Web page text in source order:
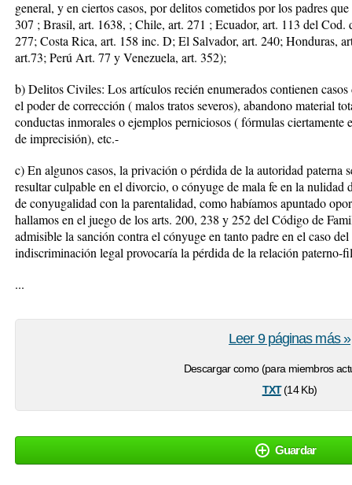
general, y en ciertos casos, por delitos cometidos por los padres
307 ; Brasil, art. 1638, ; Chile, art. 271 ; Ecuador, art. 113 del
277; Costa Rica, art. 158 inc. D; El Salvador, art. 240; Honduras,
art.73; Perú Art. 77 y Venezuela, art. 352);
b) Delitos Civiles: Los artículos recién enumerados contienen
el poder de corrección ( malos tratos severos), abandono material
conductas inmorales o ejemplos perniciosos ( fórmulas ciertamente
de imprecisión), etc.-
c) En algunos casos, la privación o pérdida de la autoridad paterna
resultar culpable en el divorcio, o cónyuge de mala fe en la
de conyugalidad con la parentalidad, como habíamos apuntado
hallamos en el juego de los arts. 200, 238 y 252 del Código de
admisible la sanción contra el cónyuge en tanto padre en el caso
indiscriminación legal provocaría la pérdida de la relación paterno-
...
Descargar como (para miembros
txt(14 Kb)
Leer 9 páginas más »
Guardar